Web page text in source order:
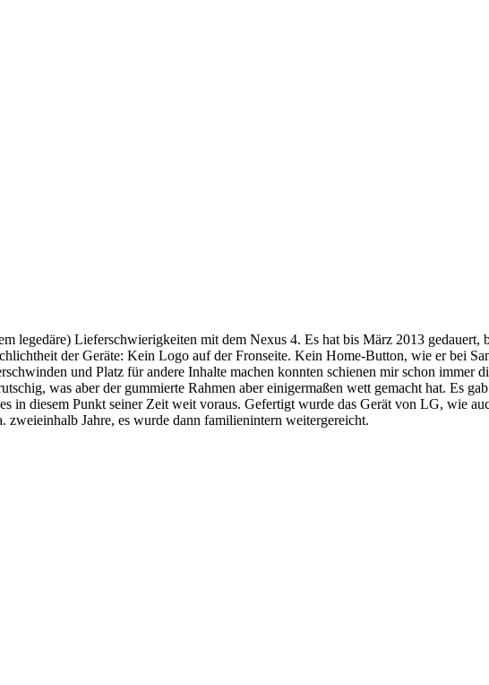
legedäre) Lieferschwierigkeiten mit dem Nexus 4. Es hat bis März 2013
der Geräte: Kein Logo auf der Fronseite. Kein Home-Button, wie er bei
und Platz für andere Inhalte machen konnten schienen mir schon immer
was aber der gummierte Rahmen aber einigermaßen wett gemacht hat. Es
in diesem Punkt seiner Zeit weit voraus. Gefertigt wurde das Gerät von LG, wie
Jahre, es wurde dann familienintern weitergereicht.